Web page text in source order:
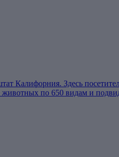
Калифорния. Здесь
животных по 650 видам и